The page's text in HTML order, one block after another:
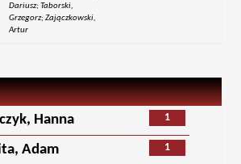
Dariusz; Taborski,
Grzegorz; Zajączkowski,
Artur
1
Hanna
1
Adam